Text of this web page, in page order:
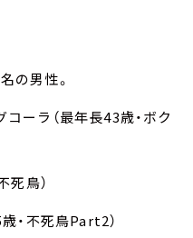
の男性。
ーラ（最年長43歳・ボク
死鳥）
・不死鳥Part2）